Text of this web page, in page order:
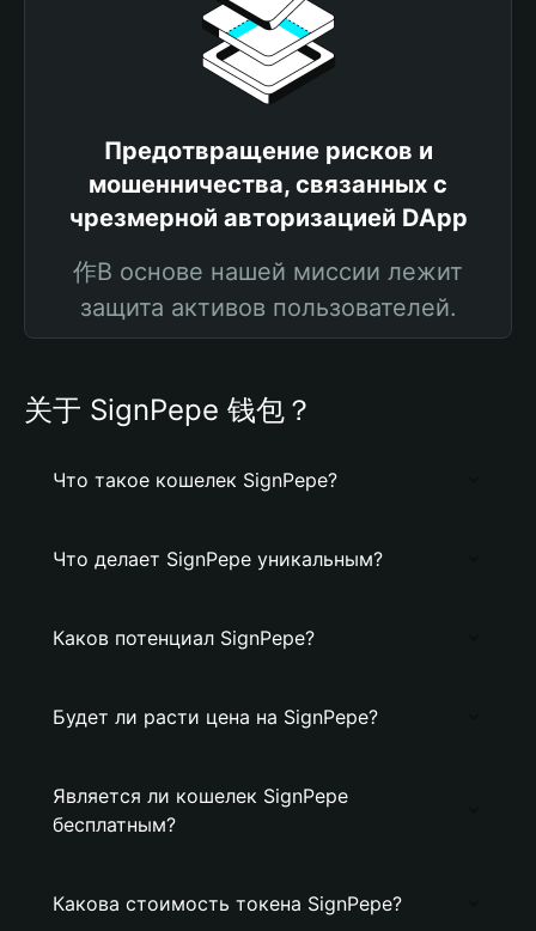
Предотвращение рисков и
мошенничества, связанных с
чрезмерной авторизацией DApp
作В основе нашей миссии лежит
защита активов пользователей.
关于 SignPepe 钱包？
Что такое кошелек SignPepe?
Что делает SignPepe уникальным?
Каков потенциал SignPepe?
Будет ли расти цена на SignPepe?
Является ли кошелек SignPepe
бесплатным?
Какова стоимость токена SignPepe?